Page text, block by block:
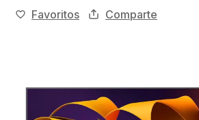
Favoritos Comparte